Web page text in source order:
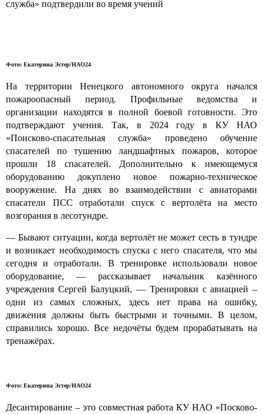
служба» подтвердили во время учений
Фото: Екатерина Эстер/НАО24
На территории Ненецкого автономного округа начался
пожароопасный период. Профильные ведомства и
организации находятся в полной боевой готовности. Это
подтверждают учения. Так, в 2024 году в КУ НАО
«Поисково-спасательная служба» проведено обучение
спасателей по тушению ландшафтных пожаров, которое
прошли 18 спасателей. Дополнительно к имеющемуся
оборудованию докуплено новое пожарно-техническое
вооружение. На днях во взаимодействии с авиаторами
спасатели ПСС отработали спуск с вертолёта на место
возгорания в лесотундре.
— Бывают ситуации, когда вертолёт не может сесть в тундре
и возникает необходимость спуска с него спасателя, что мы
сегодня и отработали. В тренировке использовали новое
оборудование, — рассказывает начальник казённого
учреждения Сергей Балуцкий, — Тренировки с авиацией –
одни из самых сложных, здесь нет права на ошибку,
движения должны быть быстрыми и точными. В целом,
справились хорошо. Все недочёты будем прорабатывать на
тренажёрах.
Фото: Екатерина Эстер/НАО24
Десантирование – это совместная работа КУ НАО «Посково-